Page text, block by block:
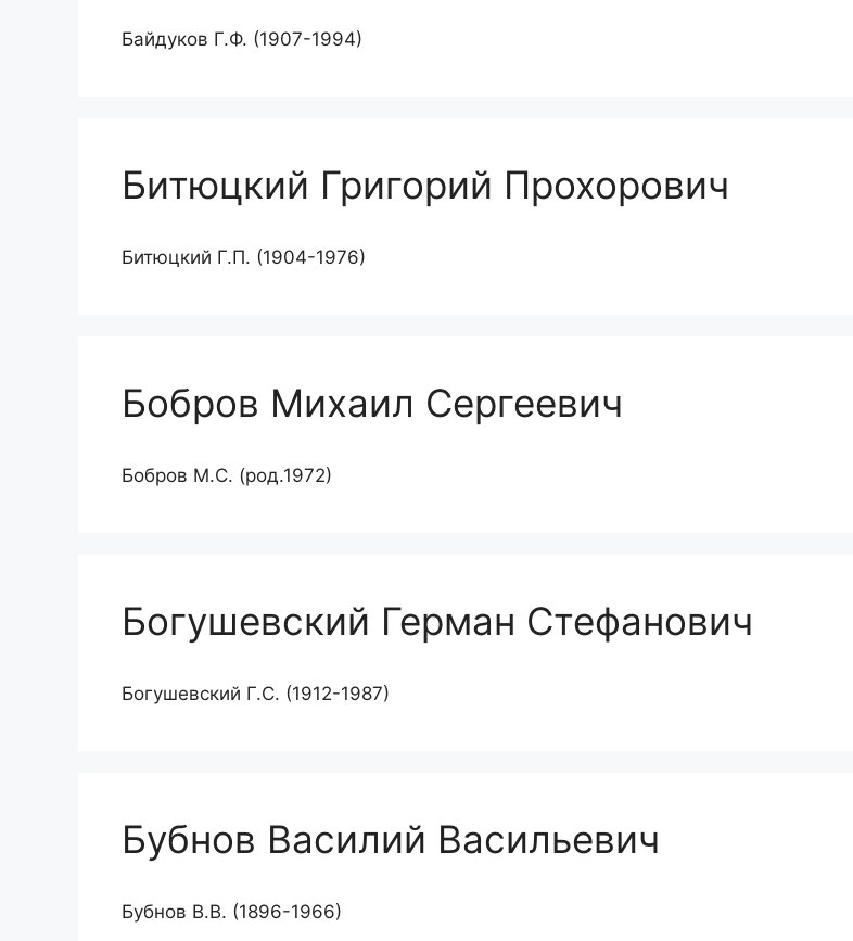
Байдуков Г.Ф. (1907-1994)
Битюцкий Григорий Прохорович
Битюцкий Г.П. (1904-1976)
Бобров Михаил Сергеевич
Бобров М.С. (род.1972)
Богушевский Герман Стефанович
Богушевский Г.С. (1912-1987)
Бубнов Василий Васильевич
Бубнов В.В. (1896-1966)